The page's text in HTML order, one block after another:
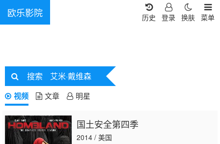
欧乐影院 菜单
换肤
登录
历史
搜索 艾米·戴维森
视频 文章 明星
国土安全第四季
2014 / 美国